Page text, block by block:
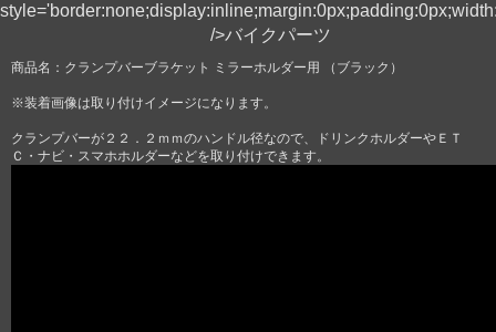
商品名：クランプバーブラケット ミラーホルダー用 （ブラック）
※装着画像は取り付けイメージになります。
クランプバーが２２．２ｍｍのハンドル径なので、ドリンクホルダーやＥＴ
Ｃ・ナビ・スマホホルダーなどを取り付けできます。